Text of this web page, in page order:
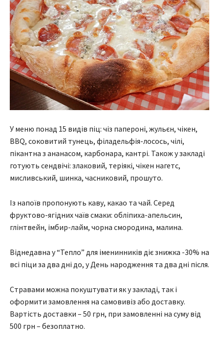
У меню понад 15 видів піц: чіз папероні, жульєн, чікен,
BBQ, соковитий тунець, філадельфія-лосось, чілі,
пікантна з ананасом, карбонара, кантрі. Також у закладі
готують сендвічі: злаковий, теріякі, чікен нагетс,
мисливський, шинка, часниковий, прошуто.
Із напоїв пропонують каву, какао та чай. Серед
фруктово-ягідних чаїв смаки: обліпиха-апельсин,
глінтвейн, імбир-лайм, чорна смородина, малина.
Віднедавна у “Тепло” для іменинників діє знижка -30% на
всі піци за два дні до, у День народження та два дні після.
Стравами можна покуштувати як у закладі, так і
оформити замовлення на самовивіз або доставку.
Вартість доставки – 50 грн, при замовленні на суму від
500 грн – безоплатно.